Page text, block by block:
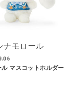
ナモロール
ル マスコットホルダー